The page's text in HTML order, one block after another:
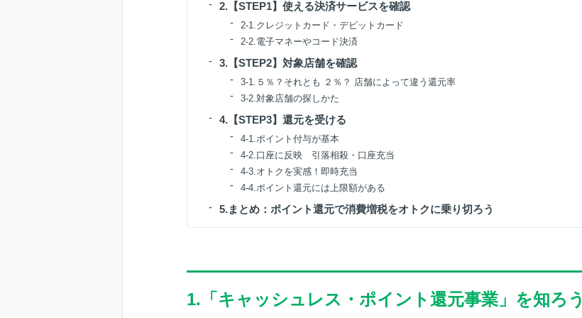
2.【STEP1】使える決済サービスを確認
2-1.クレジットカード・デビットカード
2-2.電子マネーやコード決済
3.【STEP2】対象店舗を確認
3-1.５％？それとも ２％？ 店舗によって違う還元率
3-2.対象店舗の探しかた
4.【STEP3】還元を受ける
4-1.ポイント付与が基本
4-2.口座に反映 引落相殺・口座充当
4-3.オトクを実感！即時充当
4-4.ポイント還元には上限額がある
5.まとめ：ポイント還元で消費増税をオトクに乗り切ろう
1.「キャッシュレス・ポイント還元事業」を知ろう